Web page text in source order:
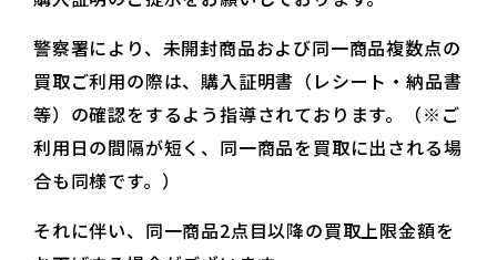
警察署により、未開封商品および同一商品複数点の
買取ご利用の際は、購入証明書（レシート・納品書
等）の確認をするよう指導されております。（※ご
利用日の間隔が短く、同一商品を買取に出される場
合も同様です。）
それに伴い、同一商品2点目以降の買取上限金額を